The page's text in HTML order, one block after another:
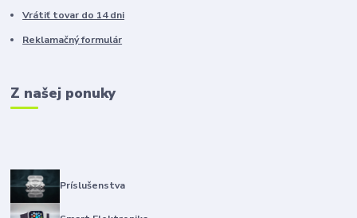
Vrátiť tovar do 14 dni
Reklamačný formulár
Z našej ponuky
Príslušenstva